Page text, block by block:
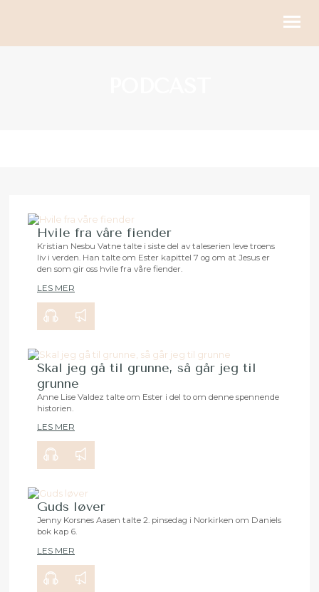
GI
Hvile fra våre fiender
00:00
Kristian Nesbu Vatne talte i siste del av taleserien leve troens
liv i verden. Han talte om Ester kapittel 7 og om at Jesus er
den som gir oss hvile fra våre fiender.
LES MER
Skal jeg gå til grunne, så går jeg til
grunne
Anne Lise Valdez talte om Ester i del to om denne spennende
historien.
LES MER
Guds løver
Jenny Korsnes Aasen talte 2. pinsedag i Norkirken om Daniels
bok kap 6.
LES MER